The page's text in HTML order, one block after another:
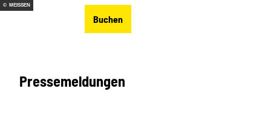
Z
Buchen
© MEISSEN
Pressemeldungen